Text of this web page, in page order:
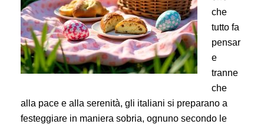
che
tutto fa
pensar
e
tranne
che
alla pace e alla serenità, gli italiani si preparano a
festeggiare in maniera sobria, ognuno secondo le